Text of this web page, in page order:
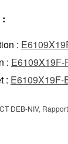
:
: E6109X19F-
: E6109X19F-
DEB-NIV,